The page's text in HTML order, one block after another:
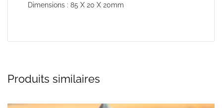
Dimensions : 85 X 20 X 20mm
Produits similaires